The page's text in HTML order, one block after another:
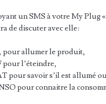
un SMS à votre My Plug
de discuter avec elle:
pour allumer le produit,
pour l’éteindre,
pour savoir s’il est allumé
pour connaitre la